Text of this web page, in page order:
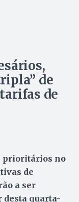
de
de
prioritários no
de
a ser
desta quarta-